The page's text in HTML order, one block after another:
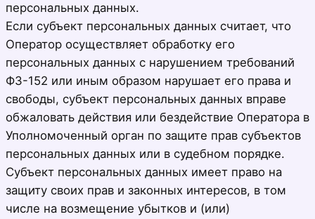
персональных данных.
Если субъект персональных данных считает, что
Оператор осуществляет обработку его
персональных данных с нарушением требований
ФЗ-152 или иным образом нарушает его права и
свободы, субъект персональных данных вправе
обжаловать действия или бездействие Оператора в
Уполномоченный орган по защите прав субъектов
персональных данных или в судебном порядке.
Субъект персональных данных имеет право на
защиту своих прав и законных интересов, в том
числе на возмещение убытков и (или)